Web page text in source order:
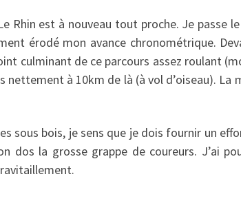
Rhin est à nouveau tout proche. Je passe
érodé mon avance chronométrique.
culminant de ce parcours assez roulant
nettement à 10km de là (à vol d’oiseau).
sous bois, je sens que je dois fournir un
dos la grosse grappe de coureurs. J’ai